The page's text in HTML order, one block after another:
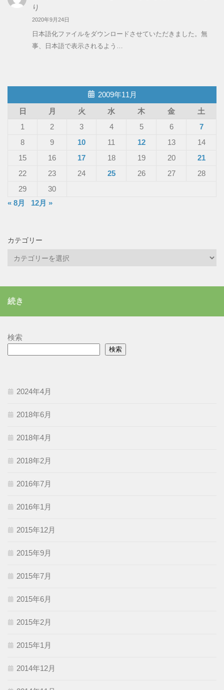
り
2020年9月24日
日本語化ファイルをダウンロードさせていただきました。無
事、日本語で表示されるよう…
2009年11月
日
月 火 水 木 金
土
1
2 3 4 5 6
7
8
9 10 11 12 13
14
15
16 17 18 19 20
21
22
23 24 25 26 27
28
29
30
« 8月
12月 »
カテゴリー
ー
続き
検索
検索
2024年4月
2018年6月
2018年4月
2018年2月
2016年7月
2016年1月
2015年12月
2015年9月
2015年7月
2015年6月
2015年2月
2015年1月
2014年12月